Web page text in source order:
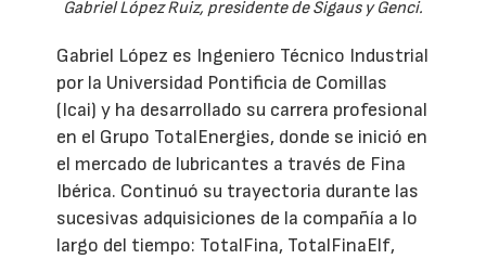
Gabriel López Ruiz, presidente de Sigaus y Genci.
Gabriel López es Ingeniero Técnico Industrial
por la Universidad Pontificia de Comillas
(Icai) y ha desarrollado su carrera profesional
en el Grupo TotalEnergies, donde se inició en
el mercado de lubricantes a través de Fina
Ibérica. Continuó su trayectoria durante las
sucesivas adquisiciones de la compañía a lo
largo del tiempo: TotalFina, TotalFinaElf,